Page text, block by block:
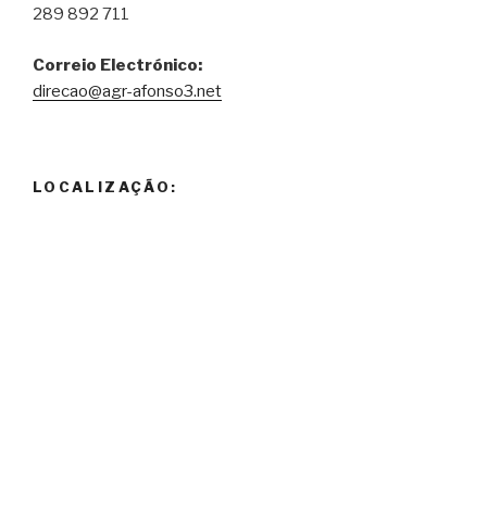
289 892 711
Correio Electrónico:
direcao@agr-afonso3.net
LOCALIZAÇÃO: